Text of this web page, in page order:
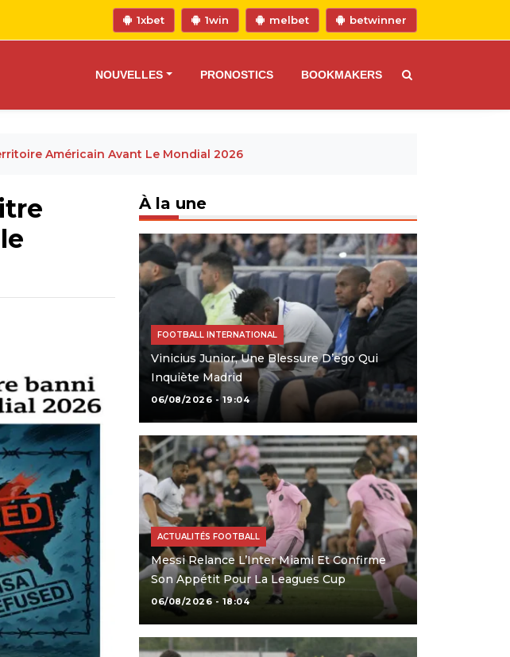
1xbet 1win melbet betwinner
NOUVELLES PRONOSTICS BOOKMAKERS
Américain Avant Le Mondial 2026
À la une
FOOTBALL INTERNATIONAL
Vinicius Junior, Une Blessure D’ego Qui
Inquiète Madrid
06/08/2026 - 19:04
ACTUALITÉS FOOTBALL
Messi Relance L’Inter Miami Et Confirme
Son Appétit Pour La Leagues Cup
06/08/2026 - 18:04